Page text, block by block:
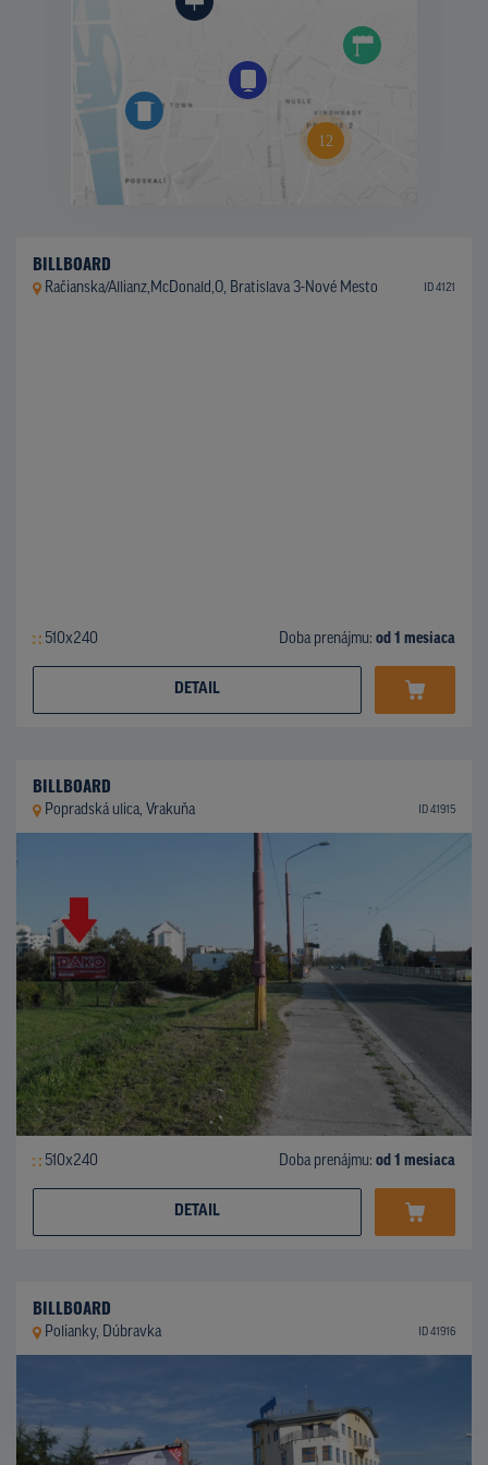
BILLBOARD
Račianska/Allianz,McDonald,O, Bratislava 3-Nové Mesto ID 4121
510x240 Doba prenájmu: od 1 mesiaca
DETAIL
BILLBOARD
Popradská ulica, Vrakuňa ID 41915
510x240 Doba prenájmu: od 1 mesiaca
DETAIL
BILLBOARD
Polianky, Dúbravka ID 41916